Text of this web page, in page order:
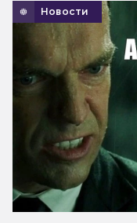
Новости